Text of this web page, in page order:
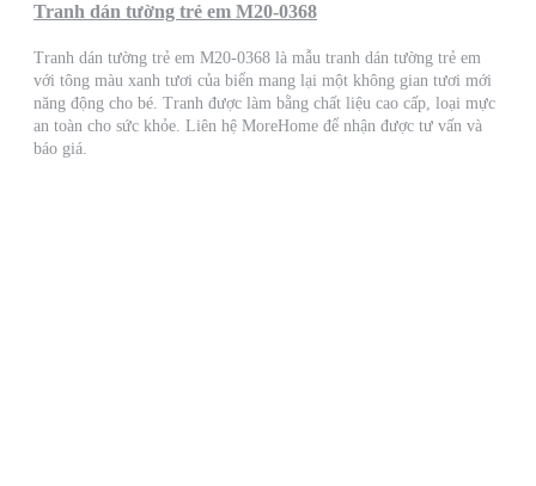
Tranh dán tường trẻ em M20-0368
Tranh dán tường trẻ em M20-0368 là mẫu tranh dán tường trẻ em
với tông màu xanh tươi của biển mang lại một không gian tươi mới
năng động cho bé. Tranh được làm bằng chất liệu cao cấp, loại mực
an toàn cho sức khỏe. Liên hệ MoreHome để nhận được tư vấn và
báo giá.